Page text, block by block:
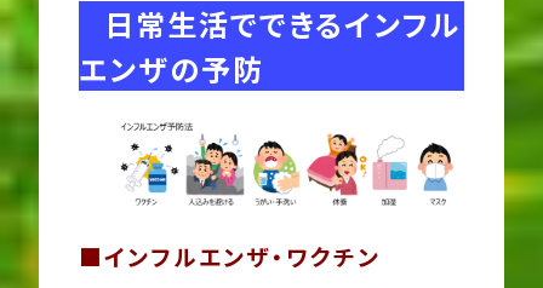
日常生活でできるインフル
エンザの予防
■インフルエンザ・ワクチン